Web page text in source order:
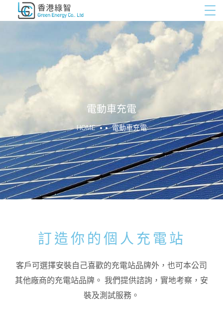
電動車充電
HOME 電動車充電
訂造你的個人充電站
客戶可選擇安裝自己喜歡的充電站品牌外，也可本公司
其他廠商的充電站品牌。 我們提供諮詢，實地考察，安
裝及測試服務。